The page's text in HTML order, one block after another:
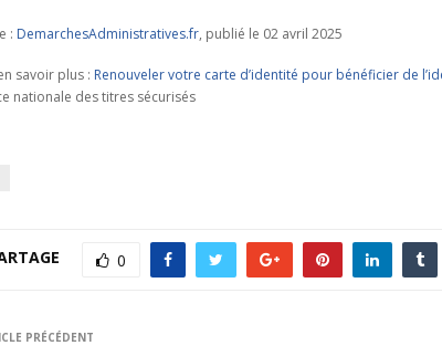
: DemarchesAdministratives.fr, publié le 02 avril 2025
savoir plus : Renouveler votre carte d’identité pour bénéficier de
nationale des titres sécurisés
0
PRÉCÉDENT